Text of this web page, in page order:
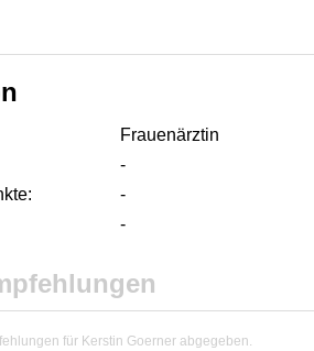
Frauenärztin
-
-
-
für Kerstin Goerner abgegeben.